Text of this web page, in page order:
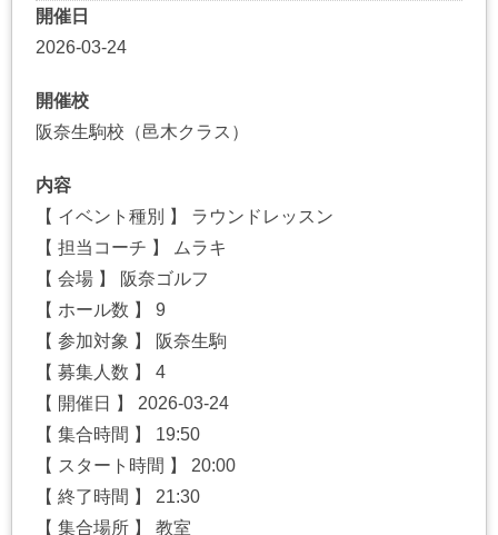
開催日
2026-03-24
開催校
阪奈生駒校（邑木クラス）
内容
【 イベント種別 】 ラウンドレッスン
【 担当コーチ 】 ムラキ
【 会場 】 阪奈ゴルフ
【 ホール数 】 9
【 参加対象 】 阪奈生駒
【 募集人数 】 4
【 開催日 】 2026-03-24
【 集合時間 】 19:50
【 スタート時間 】 20:00
【 終了時間 】 21:30
【 集合場所 】 教室